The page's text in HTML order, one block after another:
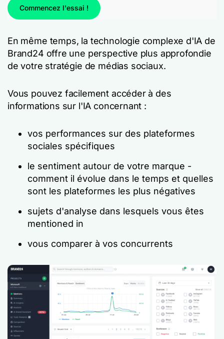
Commencez l'essai !
En même temps, la technologie complexe d'IA de
Brand24 offre une perspective plus approfondie
de votre stratégie de médias sociaux.
Vous pouvez facilement accéder à des
informations sur l'IA concernant :
vos performances sur des plateformes
sociales spécifiques
le sentiment autour de votre marque -
comment il évolue dans le temps et quelles
sont les plateformes les plus négatives
sujets d'analyse dans lesquels vous êtes
mentioned in
vous comparer à vos concurrents